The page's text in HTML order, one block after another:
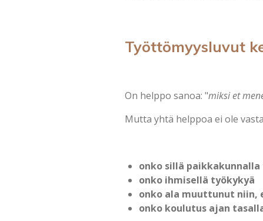
Työttömyysluvut
On helppo sanoa: "miksi et
Mutta yhtä helppoa ei ole
onko sillä
onko ihmisellä työkykyä
onko ala muuttunut
onko koulutus ajan